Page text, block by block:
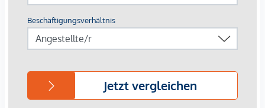
Stellplatz in der hauseigenen Tiefgarage um € 44.000,-
erworben werden.
Provisionsfrei für den Käufer!
Wir weisen darauf hin, dass zwischen dem Vermittler und
dem zu vermittelnden Dritten ein familiäres oder